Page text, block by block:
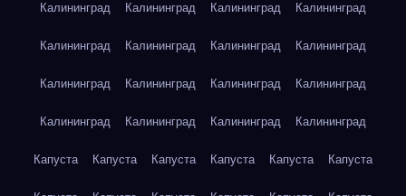
Калининград Калининград Калининград Калининград
Калининград Калининград Калининград Калининград
Калининград Калининград Калининград Калининград
Калининград Калининград Калининград Калининград
Капуста Капуста Капуста Капуста Капуста Капуста